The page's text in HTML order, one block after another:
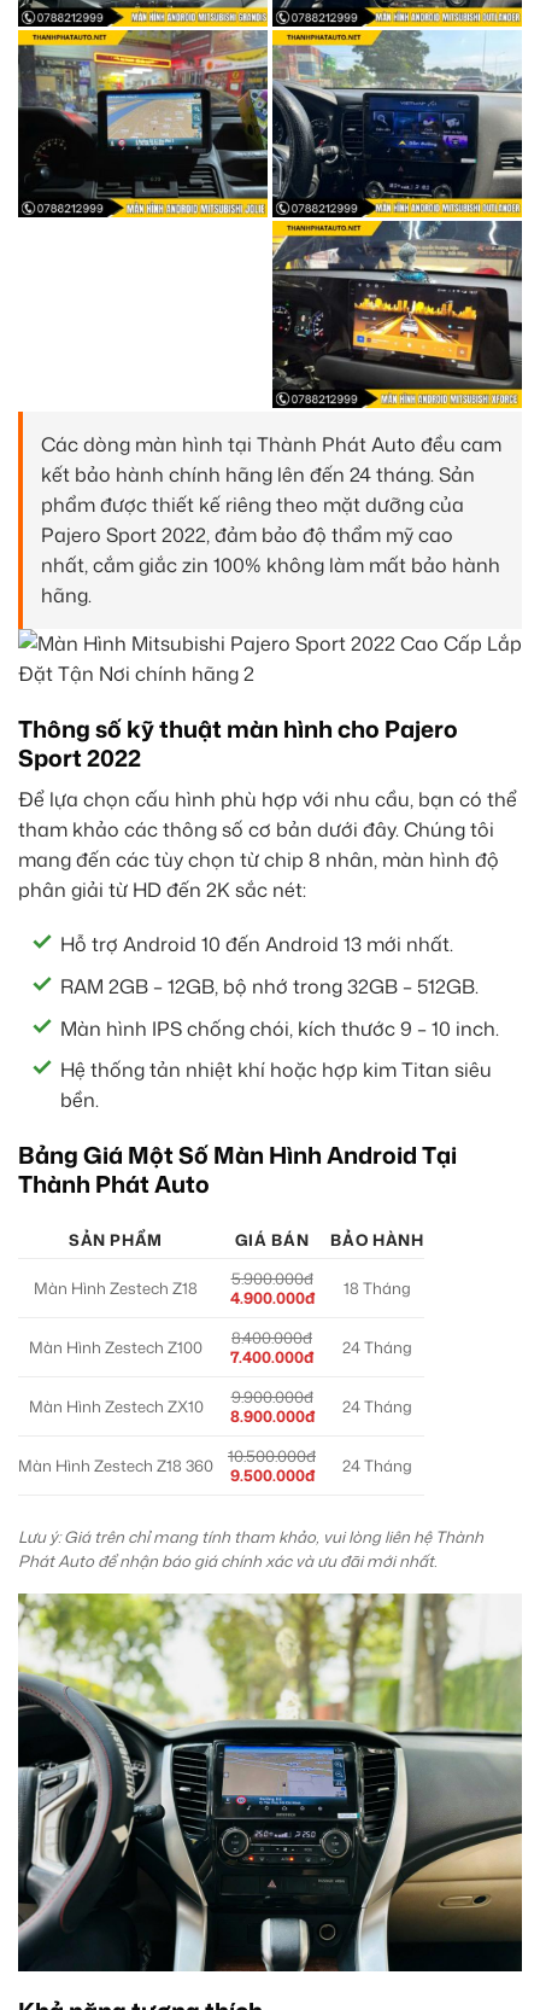
Các dòng màn hình tại Thành Phát Auto đều cam
kết bảo hành chính hãng lên đến 24 tháng. Sản
phẩm được thiết kế riêng theo mặt dưỡng của
Pajero Sport 2022, đảm bảo độ thẩm mỹ cao
nhất, cắm giắc zin 100% không làm mất bảo hành
hãng.
Thông số kỹ thuật màn hình cho Pajero
Sport 2022
Để lựa chọn cấu hình phù hợp với nhu cầu, bạn có thể
tham khảo các thông số cơ bản dưới đây. Chúng tôi
mang đến các tùy chọn từ chip 8 nhân, màn hình độ
phân giải từ HD đến 2K sắc nét:
Hỗ trợ Android 10 đến Android 13 mới nhất.
RAM 2GB – 12GB, bộ nhớ trong 32GB – 512GB.
Màn hình IPS chống chói, kích thước 9 – 10 inch.
Hệ thống tản nhiệt khí hoặc hợp kim Titan siêu
bền.
Bảng Giá Một Số Màn Hình Android Tại
Thành Phát Auto
SẢN PHẨM GIÁ BÁN BẢO HÀNH
Màn Hình Zestech Z18
5.900.000đ
4.900.000đ
18 Tháng
Màn Hình Zestech Z100
8.400.000đ
7.400.000đ
24 Tháng
Màn Hình Zestech ZX10
9.900.000đ
8.900.000đ
24 Tháng
Màn Hình Zestech Z18 360
10.500.000đ
9.500.000đ
24 Tháng
Lưu ý: Giá trên chỉ mang tính tham khảo, vui lòng liên hệ Thành
Phát Auto để nhận báo giá chính xác và ưu đãi mới nhất.